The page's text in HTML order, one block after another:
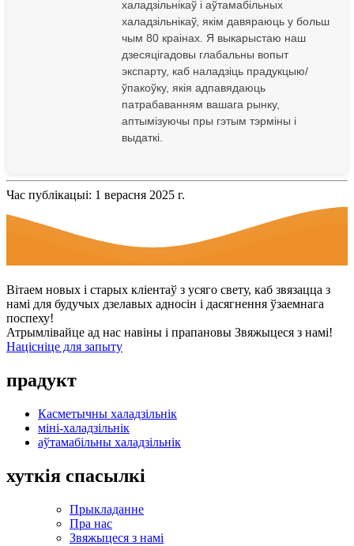
халадзільнікаў і аўтамабільных
халадзільнікаў, якім давяраюць у больш
чым 80 краінах. Я выкарыстаю наш
дзесяцігадовы глабальны вопыт
экспарту, каб наладзіць прадукцыю/
ўпакоўку, якія адпавядаюць
патрабаванням вашага рынку,
аптымізуючы пры гэтым тэрміны і
выдаткі.
Час публікацыі: 1 верасня 2025 г.
Вітаем новых і старых кліентаў з усяго свету, каб звязацца з
намі для будучых дзелавых адносін і дасягнення ўзаемнага
поспеху!
Атрымлівайце ад нас навіны і прапановы Звяжыцеся з намі!
Націсніце для запыту
прадукт
Касметычны халадзільнік
міні-халадзільнік
аўтамабільны халадзільнік
хуткія спасылкі
Прыкладанне
Пра нас
Звяжыцеся з намі